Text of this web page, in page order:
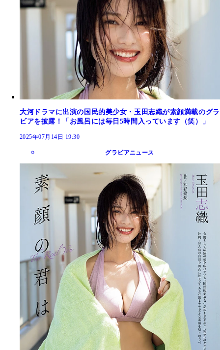
大河ドラマに出演の国民的美少女・玉田志織が素顔満載のグラ
ビアを披露！「お風呂には毎日5時間入っています（笑）」
2025年07月14日 19:30
グラビアニュース